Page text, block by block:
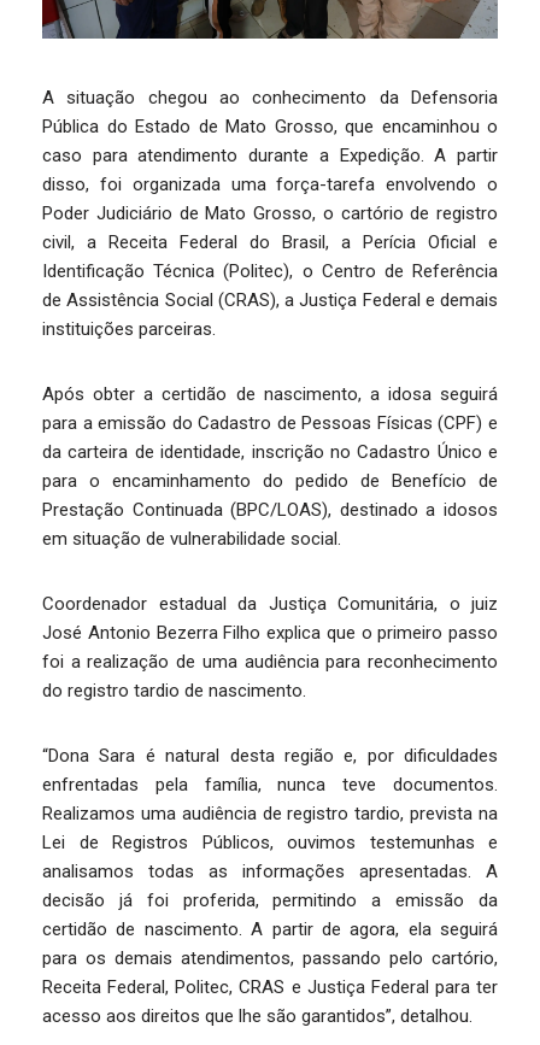
A situação chegou ao conhecimento da Defensoria
Pública do Estado de Mato Grosso, que encaminhou o
caso para atendimento durante a Expedição. A partir
disso, foi organizada uma força-tarefa envolvendo o
Poder Judiciário de Mato Grosso, o cartório de registro
civil, a Receita Federal do Brasil, a Perícia Oficial e
Identificação Técnica (Politec), o Centro de Referência
de Assistência Social (CRAS), a Justiça Federal e demais
instituições parceiras.
Após obter a certidão de nascimento, a idosa seguirá
para a emissão do Cadastro de Pessoas Físicas (CPF) e
da carteira de identidade, inscrição no Cadastro Único e
para o encaminhamento do pedido de Benefício de
Prestação Continuada (BPC/LOAS), destinado a idosos
em situação de vulnerabilidade social.
Coordenador estadual da Justiça Comunitária, o juiz
José Antonio Bezerra Filho explica que o primeiro passo
foi a realização de uma audiência para reconhecimento
do registro tardio de nascimento.
“Dona Sara é natural desta região e, por dificuldades
enfrentadas pela família, nunca teve documentos.
Realizamos uma audiência de registro tardio, prevista na
Lei de Registros Públicos, ouvimos testemunhas e
analisamos todas as informações apresentadas. A
decisão já foi proferida, permitindo a emissão da
certidão de nascimento. A partir de agora, ela seguirá
para os demais atendimentos, passando pelo cartório,
Receita Federal, Politec, CRAS e Justiça Federal para ter
acesso aos direitos que lhe são garantidos”, detalhou.